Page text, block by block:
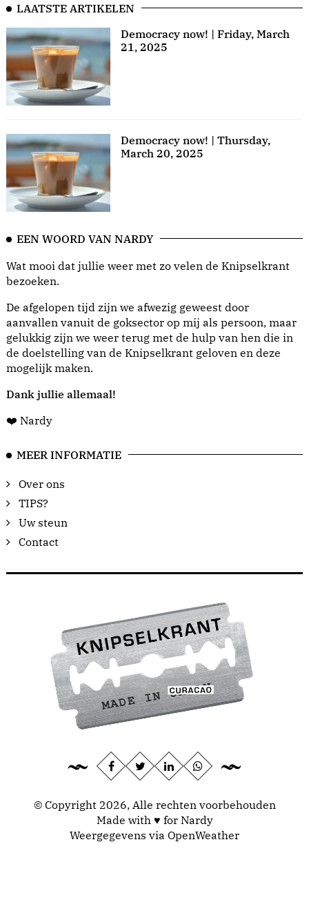
LAATSTE ARTIKELEN
Democracy now! | Friday, March
21, 2025
Democracy now! | Thursday,
March 20, 2025
EEN WOORD VAN NARDY
Wat mooi dat jullie weer met zo velen de Knipselkrant
bezoeken.
De afgelopen tijd zijn we afwezig geweest door
aanvallen vanuit de goksector op mij als persoon, maar
gelukkig zijn we weer terug met de hulp van hen die in
de doelstelling van de Knipselkrant geloven en deze
mogelijk maken.
Dank jullie allemaal!
❤️ Nardy
MEER INFORMATIE
Over ons
TIPS?
Uw steun
Contact
© Copyright 2026, Alle rechten voorbehouden
Made with ♥ for Nardy
Weergegevens via OpenWeather